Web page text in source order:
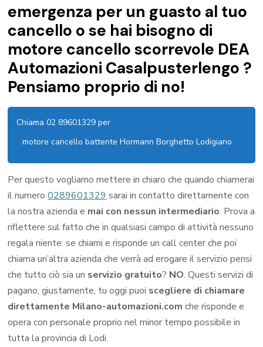
emergenza per un guasto al tuo
cancello o se hai bisogno di
motore cancello scorrevole DEA
Automazioni Casalpusterlengo ?
Pensiamo proprio di no!
Chiama 02 89601329 per
motore cancello battente Hormann Borghetto Lodigiano
Per questo vogliamo mettere in chiaro che quando chiamerai
il numero0289601329 sarai in contatto direttamente con
la nostra azienda e mai con nessun intermediario. Prova a
riflettere sul fatto che in qualsiasi campo di attività nessuno
regala niente: se chiami e risponde un call center che poi
chiama un’altra azienda che verrà ad erogare il servizio pensi
che tutto ciò sia un servizio gratuito? NO. Questi servizi di
pagano, giustamente, tu oggi puoi scegliere di chiamare
direttamente Milano-automazioni.com che risponde e
opera con personale proprio nel minor tempo possibile in
tutta la provincia di Lodi.